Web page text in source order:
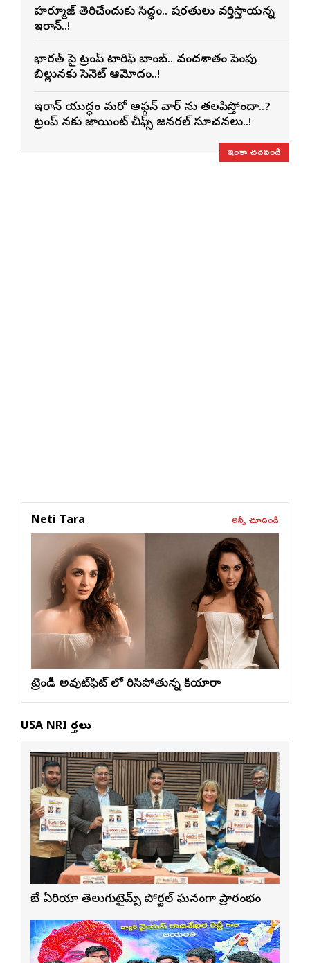
హర్మూజ్ తెరిచేందుకు సిద్ధం.. షరతులు వర్తిస్తాయన్న
ఇరాన్..!
భారత్ పై ట్రంప్ టారిఫ్ బాంబ్.. వందశాతం పెంపు
బిల్లునకు సెనెట్ ఆమోదం..!
ఇరాన్ యుద్ధం మరో ఆఫ్గన్ వార్ ను తలపిస్తోందా..?
ట్రంప్ నకు జాయింట్ చీఫ్స్ జనరల్ సూచనలు..!
ఇంకా చదవండి
Neti Tara అన్నీ చూడండి
ట్రెండీ అవుట్‌ఫిట్ లో మెరిసిపోతున్న కియారా
USA NRI వార్తలు
బే ఏరియా తెలుగుటైమ్స్ పోర్టల్ ఘనంగా ప్రారంభం